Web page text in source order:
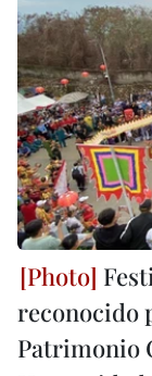
reconocido
Patrimonio